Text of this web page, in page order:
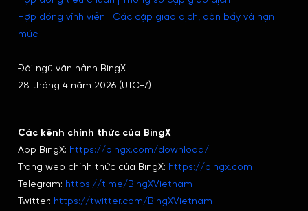
Hợp đồng vĩnh viễn | Các cặp giao dịch, đòn bẩy và hạn
mức
Đội ngũ vận hành BingX
28 tháng 4 năm 2026 (UTC+7)
Các kênh chính thức của BingX
App BingX: https://bingx.com/download/
Trang web chính thức của BingX: https://bingx.com
Telegram: https://t.me/BingXVietnam
Twitter: https://twitter.com/BingXVietnam